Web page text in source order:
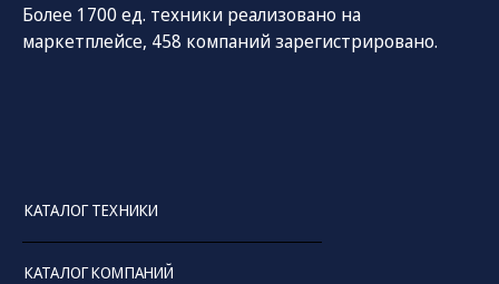
Более 1700 ед. техники реализовано на
маркетплейсе, 458 компаний зарегистрировано.
КАТАЛОГ ТЕХНИКИ
КАТАЛОГ КОМПАНИЙ